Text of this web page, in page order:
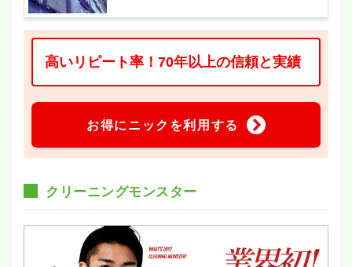
高いリピート率！70年以上の信頼と実績
お得にニックを利用する
クリーニングモンスター